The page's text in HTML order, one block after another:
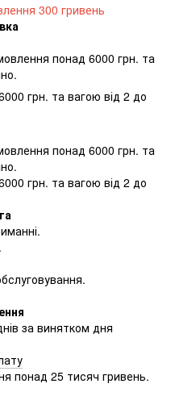
300 гривень
понад 6000 грн. та
грн. та вагою від 2 до
понад 6000 грн. та
грн. та вагою від 2 до
за винятком дня
понад 25 тисяч гривень.